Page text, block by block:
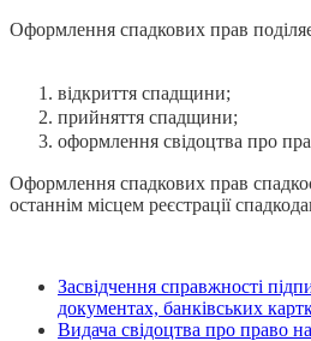
Оформлення спадкових прав
відкриття спадщини;
прийняття спадщини;
оформлення свідоцтва про
Оформлення спадкових прав
останнім місцем реєстрації
Засвідчення справжності
документах, банківських
Видача свідоцтва про право